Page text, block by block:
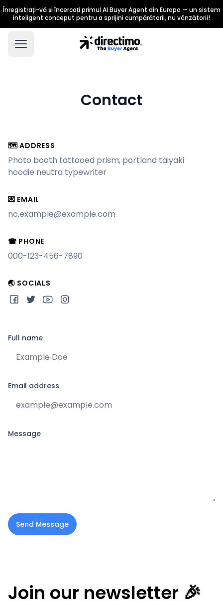
Înregistrați-vă și încercați primul AI Buyer Agent din Europa — un sistem
inteligent conceput pentru a sprijini cumpărătorii, nu vânzătorii!
Contact
🗺 ADDRESS
Photo booth tattooed prism, portland taiyaki
hoodie neutra typewriter
💌 EMAIL
nc.example@example.com
☎ PHONE
000-123-456-7890
🌏 SOCIALS
Full name
Email address
Message
Send Message
Join our newsletter 🎉